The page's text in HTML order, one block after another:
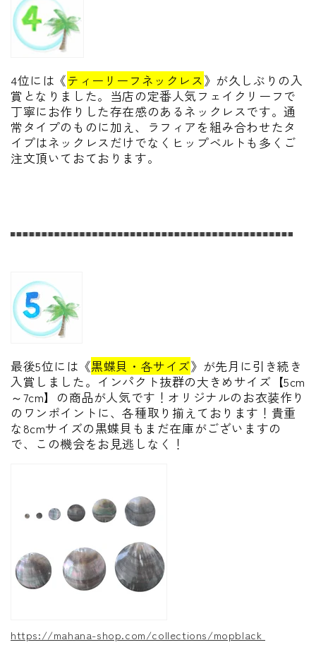
4位には《ティーリーフネックレス》が久しぶりの入
賞となりました。当店の定番人気フェイクリーフで
丁寧にお作りした存在感のあるネックレスです。通
常タイプのものに加え、ラフィアを組み合わせたタ
イプはネックレスだけでなくヒップベルトも多くご
注文頂いておております。
最後5位には《黒蝶貝・各サイズ》が先月に引き続き
入賞しました。インパクト抜群の大きめサイズ【5cm
～7cm】の商品が人気です！オリジナルのお衣装作り
のワンポイントに、各種取り揃えております！貴重
な8cmサイズの黒蝶貝もまだ在庫がございますの
で、この機会をお見逃しなく！
https://mahana-shop.com/collections/mopblack